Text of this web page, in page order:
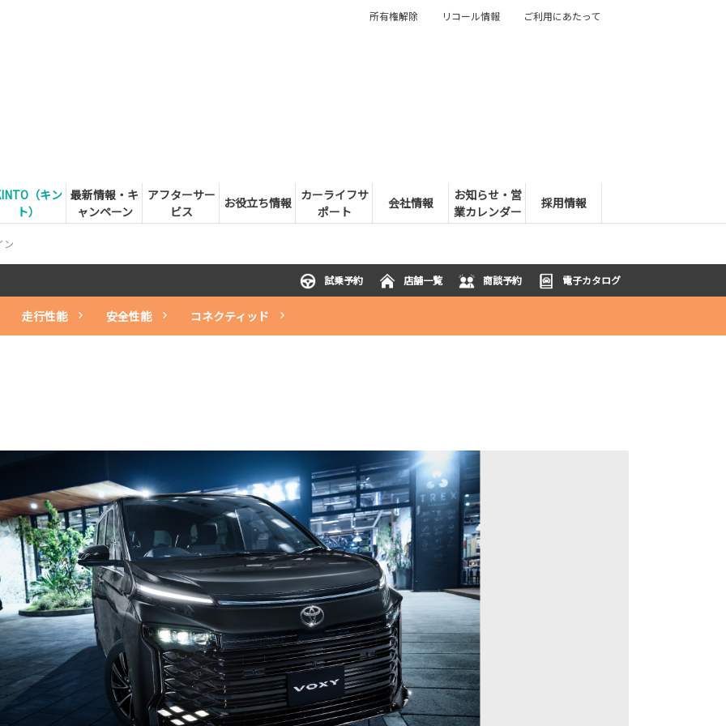
（キン
ト）
最新情報・キ
ャンペーン
アフターサー
ビス
お役立ち情報 カーライフサ
ポート
会社情報
お知らせ・営
業カレンダー
採用情報
所有権解除 リコール情報 ご利用にあたって
ン
試乗予約 店舗一覧 商談予約 電子カタログ
走行性能 安全性能 コネクティッド